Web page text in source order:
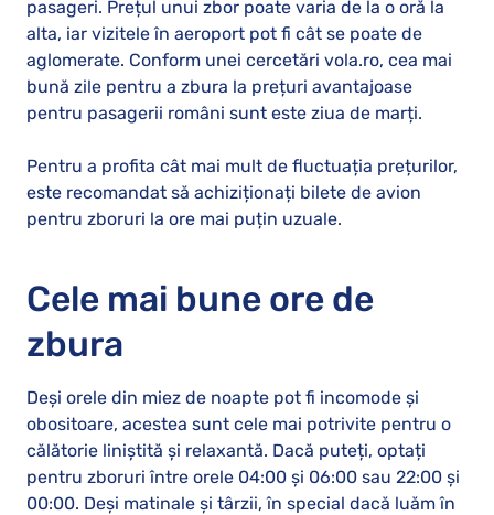
pasageri. Prețul unui zbor poate varia de la o oră la
alta, iar vizitele în aeroport pot fi cât se poate de
aglomerate. Conform unei cercetări vola.ro, cea mai
bună zile pentru a zbura la prețuri avantajoase
pentru pasagerii români sunt este ziua de marți.
Pentru a profita cât mai mult de fluctuația prețurilor,
este recomandat să achiziționați bilete de avion
pentru zboruri la ore mai puțin uzuale.
Cele mai bune ore de
zbura
Deși orele din miez de noapte pot fi incomode și
obositoare, acestea sunt cele mai potrivite pentru o
călătorie liniștită și relaxantă. Dacă puteți, optați
pentru zboruri între orele 04:00 și 06:00 sau 22:00 și
00:00. Deși matinale și târzii, în special dacă luăm în